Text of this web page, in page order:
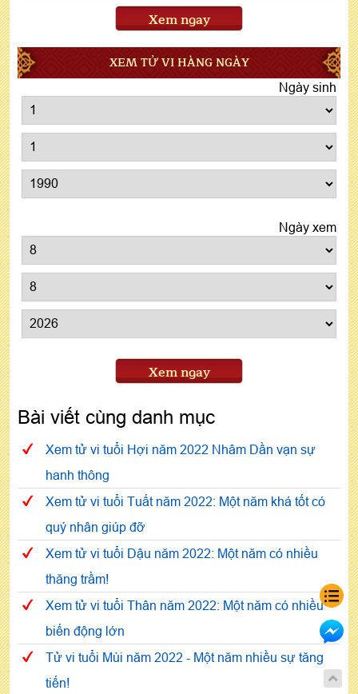
Xem ngay
XEM TỬ VI HÀNG NGÀY
Ngày sinh
Ngày xem
Xem ngay
Bài viết cùng danh mục
Xem tử vi tuổi Hợi năm 2022 Nhâm Dần vạn sự
hanh thông
Xem tử vi tuổi Tuất năm 2022: Một năm khá tốt có
quý nhân giúp đỡ
Xem tử vi tuổi Dậu năm 2022: Một năm có nhiều
thăng trầm!
Xem tử vi tuổi Thân năm 2022: Một năm có nhiều
biến động lớn
Tử vi tuổi Mùi năm 2022 - Một năm nhiều sự tăng
tiến!